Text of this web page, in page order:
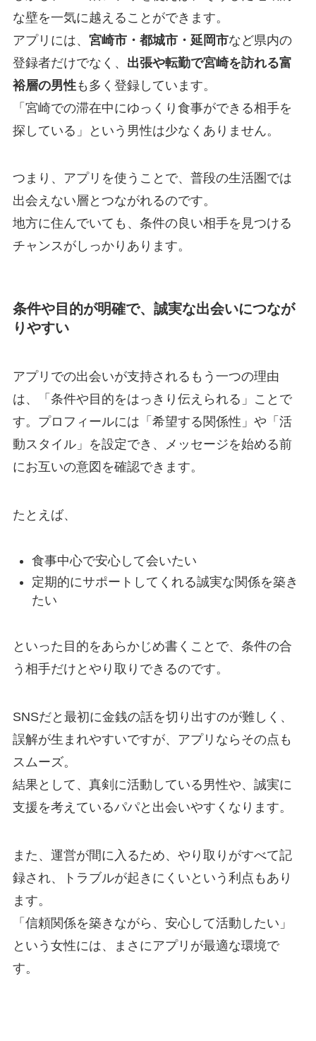
な壁を一気に越えることができます。
アプリには、 宮崎市・都城市・延岡市など県内の
登録者だけでなく、 出張や転勤で宮崎を訪れる富
裕層の男性も多く登録しています。
「宮崎での滞在中にゆっくり食事ができる相手を
探している」という男性は少なくありません。
つまり、アプリを使うことで、普段の生活圏では
出会えない層とつながれるのです。
地方に住んでいても、条件の良い相手を見つける
チャンスがしっかりあります。
条件や目的が明確で、誠実な出会いにつなが
りやすい
アプリでの出会いが支持されるもう一つの理由
は、「条件や目的をはっきり伝えられる」ことで
す。プロフィールには「希望する関係性」や「活
動スタイル」を設定でき、メッセージを始める前
にお互いの意図を確認できます。
たとえば、
食事中心で安心して会いたい
定期的にサポートしてくれる誠実な関係を築き
たい
といった目的をあらかじめ書くことで、条件の合
う相手だけとやり取りできるのです。
SNSだと最初に金銭の話を切り出すのが難しく、
誤解が生まれやすいですが、アプリならその点も
スムーズ。
結果として、真剣に活動している男性や、誠実に
支援を考えているパパと出会いやすくなります。
また、運営が間に入るため、やり取りがすべて記
録され、トラブルが起きにくいという利点もあり
ます。
「信頼関係を築きながら、安心して活動したい」
という女性には、まさにアプリが最適な環境で
す。